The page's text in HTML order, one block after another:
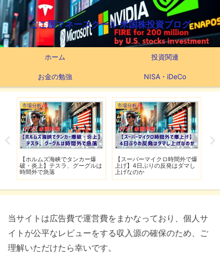
ここ屋マネースクール 米国株投資ブログ
ホーム 投資関連
お金の勉強 NISA・iDeCo
市場分析
【ホルムズ海峡でタンカー爆
破・炎上】テスラ、グーグルは
時間外で急落
市場分析
【スーパーマイクロ時間外で爆
上げ】4日ぶりの反発はダマし
上げなのか
当サイトは広告費で運営費をまかなっており、個人サ
イトが公平なレビューをする収入源の確保のため、ご
理解いただけたら幸いです。